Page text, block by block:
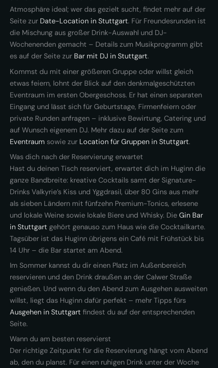
Atmosphäre ideal; wer das gezielt sucht, findet mehr auf der
Seite zur Date-Location in Stuttgart. Für Freundesrunden ist
die Mischung aus großer Drink-Auswahl und DJ-
Wochenenden gemacht – Details zum Musikprogramm gibt
es auf der Seite zur Bar mit DJ in Stuttgart.
Kommst du mit einer größeren Gruppe oder willst gleich
etwas feiern, lohnt der Blick auf den denkmalgeschützten
Eventraum im ersten Obergeschoss. Er hat einen separaten
Eingang und lässt sich für Geburtstage, Firmenfeiern oder
private Runden anfragen – inklusive Bewirtung, Catering und
auf Wunsch eigenem DJ. Mehr dazu auf der Seite zum
Eventraum sowie zur Location für Gruppen in Stuttgart.
Was dich nach der Reservierung erwartet
Hast du deinen Tisch reserviert, erwartet dich im Huginn die
ganze Bandbreite: kreative Cocktails samt der Signature-
Drinks Valkyrie’s Kiss und Yggdrasil, über 80 Gins aus mehr
als sieben Ländern mit fünfzehn Premium-Tonics, erlesene
und lokale Weine sowie lokale Biere und Whisky. Die Gin Bar
in Stuttgart gehört genauso zum Haus wie die Cocktailkarte.
Tagsüber ist das Huginn übrigens ein Café mit Frühstück bis
14 Uhr – die Bar startet am Abend.
Im Sommer kannst du dir einen Platz im Außenbereich
reservieren und den Drink draußen an der Calwer Straße
genießen. Und wenn du den Abend zum Ausgehen ausweiten
willst, liegt das Huginn dafür perfekt – mehr Tipps fürs
Ausgehen in Stuttgart findest du auf der entsprechenden
Seite.
Wann du am besten reservierst
Der richtige Zeitpunkt für die Reservierung hängt vom Abend
ab, den du planst. Für einen ruhigen Drink unter der Woche